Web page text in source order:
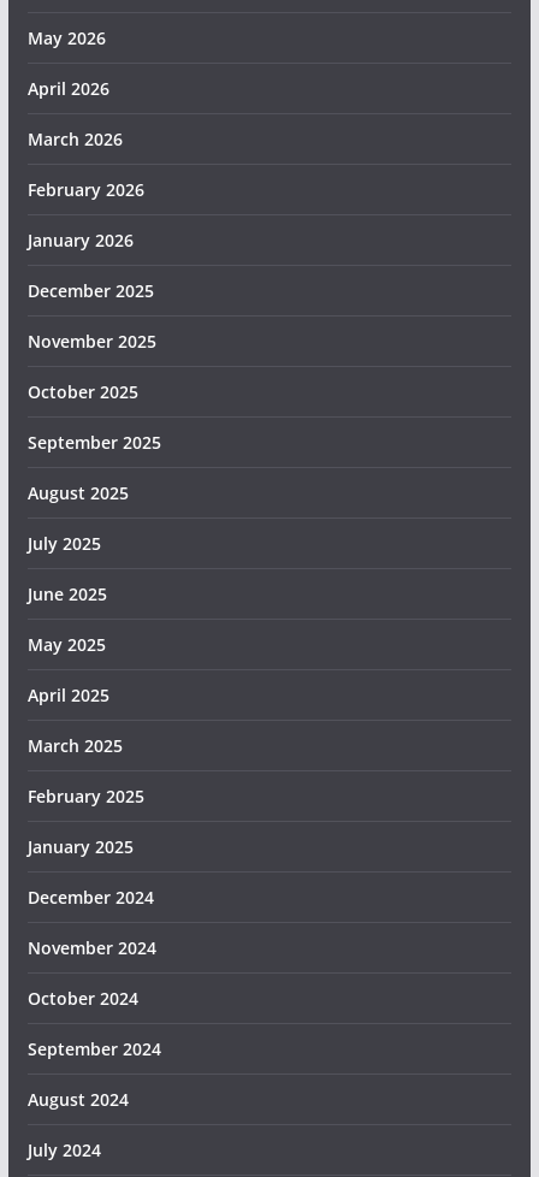
May 2026
April 2026
March 2026
February 2026
January 2026
December 2025
November 2025
October 2025
September 2025
August 2025
July 2025
June 2025
May 2025
April 2025
March 2025
February 2025
January 2025
December 2024
November 2024
October 2024
September 2024
August 2024
July 2024